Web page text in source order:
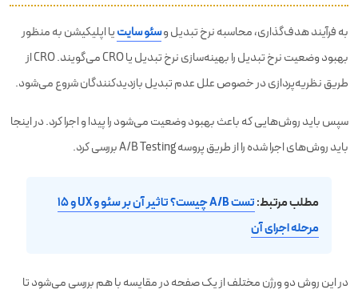
به فرآیند هدف‌گذاری، محاسبه نرخ تبدیل وسئو سایتیا اپلیکیشن به منظور
بهبود وضعیت نرخ تبدیل را بهینه‌سازی نرخ تبدیل یا CRO می‌گویند. CRO از
طریق نظریه‌پردازی در خصوص علل عدم تبدیل بازدیدکنندگان شروع می‌شود.
سپس باید روش‌هایی که باعث بهبود وضعیت می‌شود را پیدا و اجرا کرد. در اینجا
باید روش‌های اجرا شده را از طریق پروسه A/B Testing بررسی کرد.
مطلب مرتبط:
تست A/B چیست؟ تاثیر آن بر سئو و UX و ۱۵
مرحله اجرای آن
در این روش دو ورژن مختلف از یک صفحه در مقایسه با هم بررسی می‌شود تا